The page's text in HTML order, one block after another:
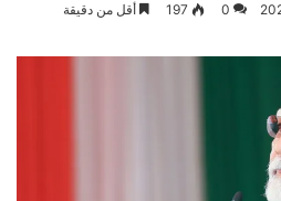
0
197 أقل من دقيقة